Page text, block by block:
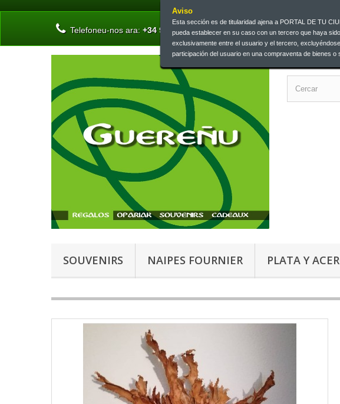
Aviso
Esta sección es de titularidad ajena a PORTAL DE TU
pueda establecer en su caso con un tercero que haya
exclusivamente entre el usuario y el tercero,
participación del usuario en una compraventa de bienes
Telefoneu-nos ara: +34 945 13 46 73 | +34 945 26 00 33
SOUVENIRS NAIPES FOURNIER PLATA Y